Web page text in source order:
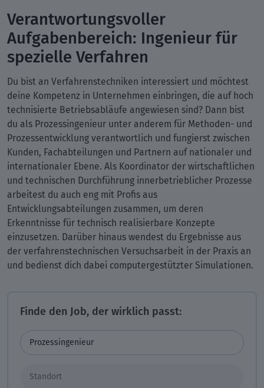
Verantwortungsvoller
Aufgabenbereich: Ingenieur für
spezielle Verfahren
Du bist an Verfahrenstechniken interessiert und möchtest
deine Kompetenz in Unternehmen einbringen, die auf hoch
technisierte Betriebsabläufe angewiesen sind? Dann bist
du als Prozessingenieur unter anderem für Methoden- und
Prozessentwicklung verantwortlich und fungierst zwischen
Kunden, Fachabteilungen und Partnern auf nationaler und
internationaler Ebene. Als Koordinator der wirtschaftlichen
und technischen Durchführung innerbetrieblicher Prozesse
arbeitest du auch eng mit Profis aus
Entwicklungsabteilungen zusammen, um deren
Erkenntnisse für technisch realisierbare Konzepte
einzusetzen. Darüber hinaus wendest du Ergebnisse aus
der verfahrenstechnischen Versuchsarbeit in der Praxis an
und bedienst dich dabei computergestützter Simulationen.
Finde den Job, der wirklich passt: